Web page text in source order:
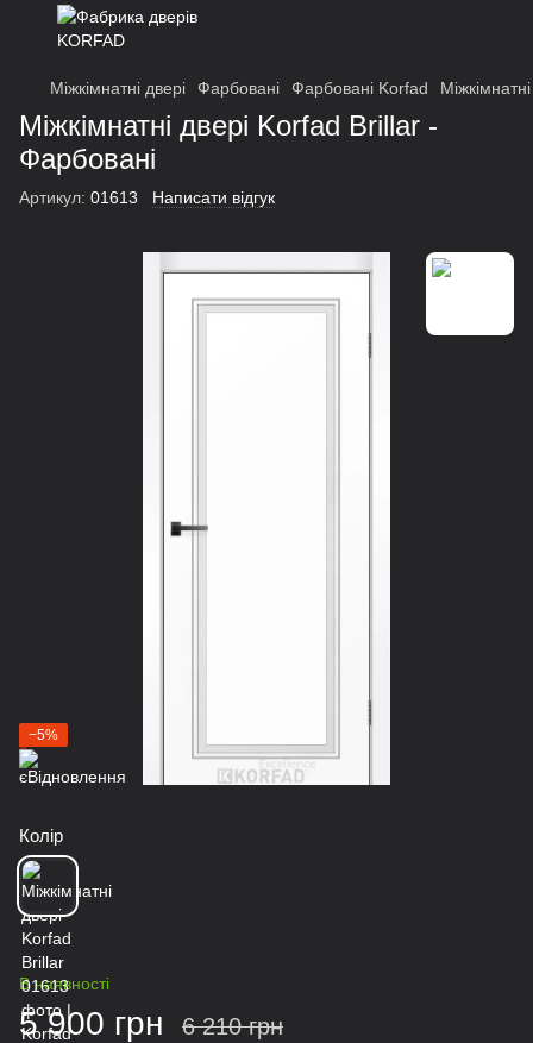
Міжкімнатні двері Фарбовані Фарбовані Korfad
Міжкімнатні двері Korfad Brillar -
Фарбовані
Артикул: 01613 Написати відгук
−5%
Колір
В наявності
5 900 грн 6 210 грн